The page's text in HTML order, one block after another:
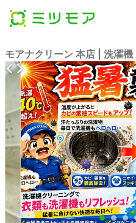
モアナクリーン 本店 | 洗濯
● ● ●